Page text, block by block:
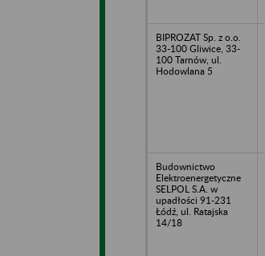
BIPROZAT Sp. z o.o.
33-100 Gliwice, 33-
100 Tarnów, ul.
Hodowlana 5
Budownictwo
Elektroenergetyczne
SELPOL S.A. w
upadłości 91-231
Łódź, ul. Ratajska
14/18